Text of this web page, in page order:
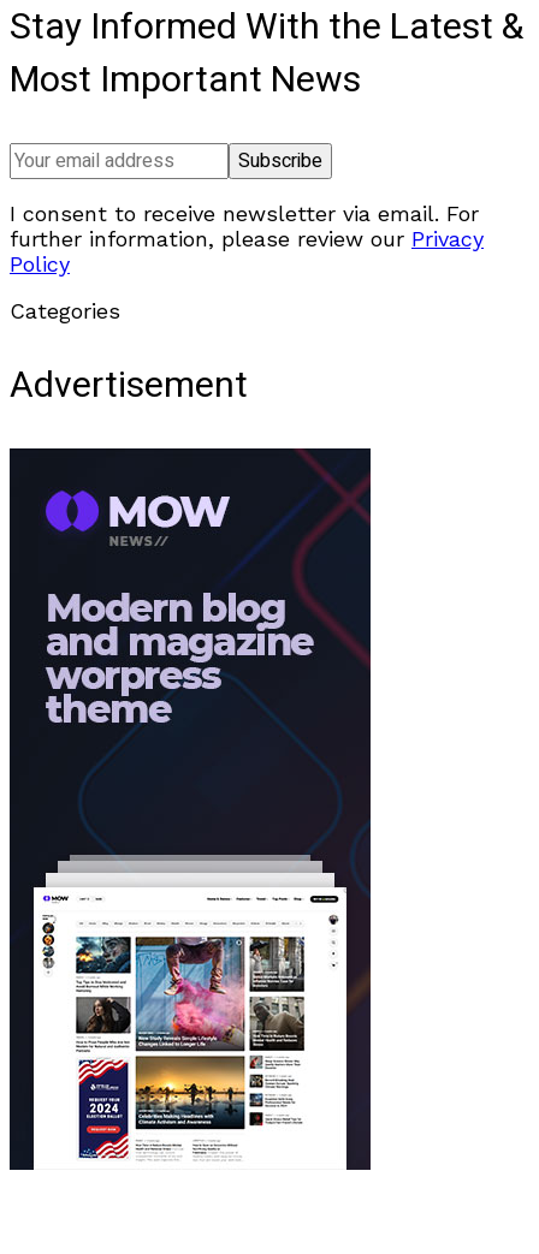
Stay Informed With the Latest &
Most Important News
I consent to receive newsletter via email. For
further information, please review our Privacy
Policy
Categories
Advertisement